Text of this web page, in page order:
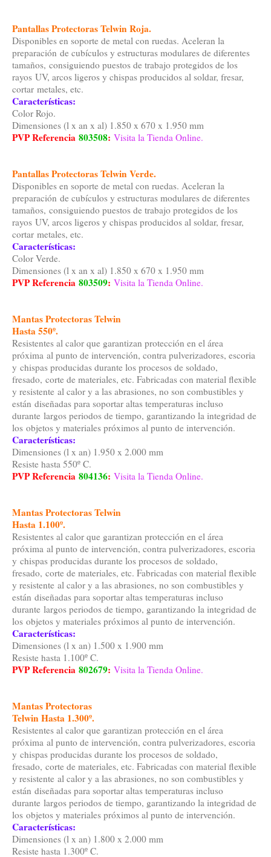
Pantallas Protectoras Telwin Roja.
Disponibles en soporte de metal con ruedas. Aceleran la
preparación de cubículos y estructuras modulares de diferentes
tamaños, consiguiendo puestos de trabajo protegidos de los
rayos UV, arcos ligeros y chispas producidos al soldar, fresar,
cortar metales, etc.
Características:
Color Rojo.
Dimensiones (l x an x al) 1.850 x 670 x 1.950 mm
PVP Referencia 803508: Visita la Tienda Online.
Pantallas Protectoras Telwin Verde.
Disponibles en soporte de metal con ruedas. Aceleran la
preparación de cubículos y estructuras modulares de diferentes
tamaños, consiguiendo puestos de trabajo protegidos de los
rayos UV, arcos ligeros y chispas producidos al soldar, fresar,
cortar metales, etc.
Características:
Color Verde.
Dimensiones (l x an x al) 1.850 x 670 x 1.950 mm
PVP Referencia 803509: Visita la Tienda Online.
Mantas Protectoras Telwin
Hasta 550º.
Resistentes al calor que garantizan protección en el área
próxima al punto de intervención, contra pulverizadores, escoria
y chispas producidas durante los procesos de soldado,
fresado, corte de materiales, etc. Fabricadas con material flexible
y resistente al calor y a las abrasiones, no son combustibles y
están diseñadas para soportar altas temperaturas incluso
durante largos periodos de tiempo, garantizando la integridad de
los objetos y materiales próximos al punto de intervención.
Características:
Dimensiones (l x an) 1.950 x 2.000 mm
Resiste hasta 550º C.
PVP Referencia 804136: Visita la Tienda Online.
Mantas Protectoras Telwin
Hasta 1.100º.
Resistentes al calor que garantizan protección en el área
próxima al punto de intervención, contra pulverizadores, escoria
y chispas producidas durante los procesos de soldado,
fresado, corte de materiales, etc. Fabricadas con material flexible
y resistente al calor y a las abrasiones, no son combustibles y
están diseñadas para soportar altas temperaturas incluso
durante largos periodos de tiempo, garantizando la integridad de
los objetos y materiales próximos al punto de intervención.
Características:
Dimensiones (l x an) 1.500 x 1.900 mm
Resiste hasta 1.100º C.
PVP Referencia 802679: Visita la Tienda Online.
Mantas Protectoras
Telwin Hasta 1.300º.
Resistentes al calor que garantizan protección en el área
próxima al punto de intervención, contra pulverizadores, escoria
y chispas producidas durante los procesos de soldado,
fresado, corte de materiales, etc. Fabricadas con material flexible
y resistente al calor y a las abrasiones, no son combustibles y
están diseñadas para soportar altas temperaturas incluso
durante largos periodos de tiempo, garantizando la integridad de
los objetos y materiales próximos al punto de intervención.
Características:
Dimensiones (l x an) 1.800 x 2.000 mm
Resiste hasta 1.300º C.